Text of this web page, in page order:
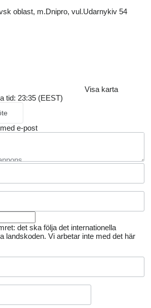
oblast, m.Dnipro, vul.Udarnykiv 54
Visa karta
tid: 23:35 (EEST)
e-post
det ska följa det internationella
landskoden. Vi arbetar inte med det här